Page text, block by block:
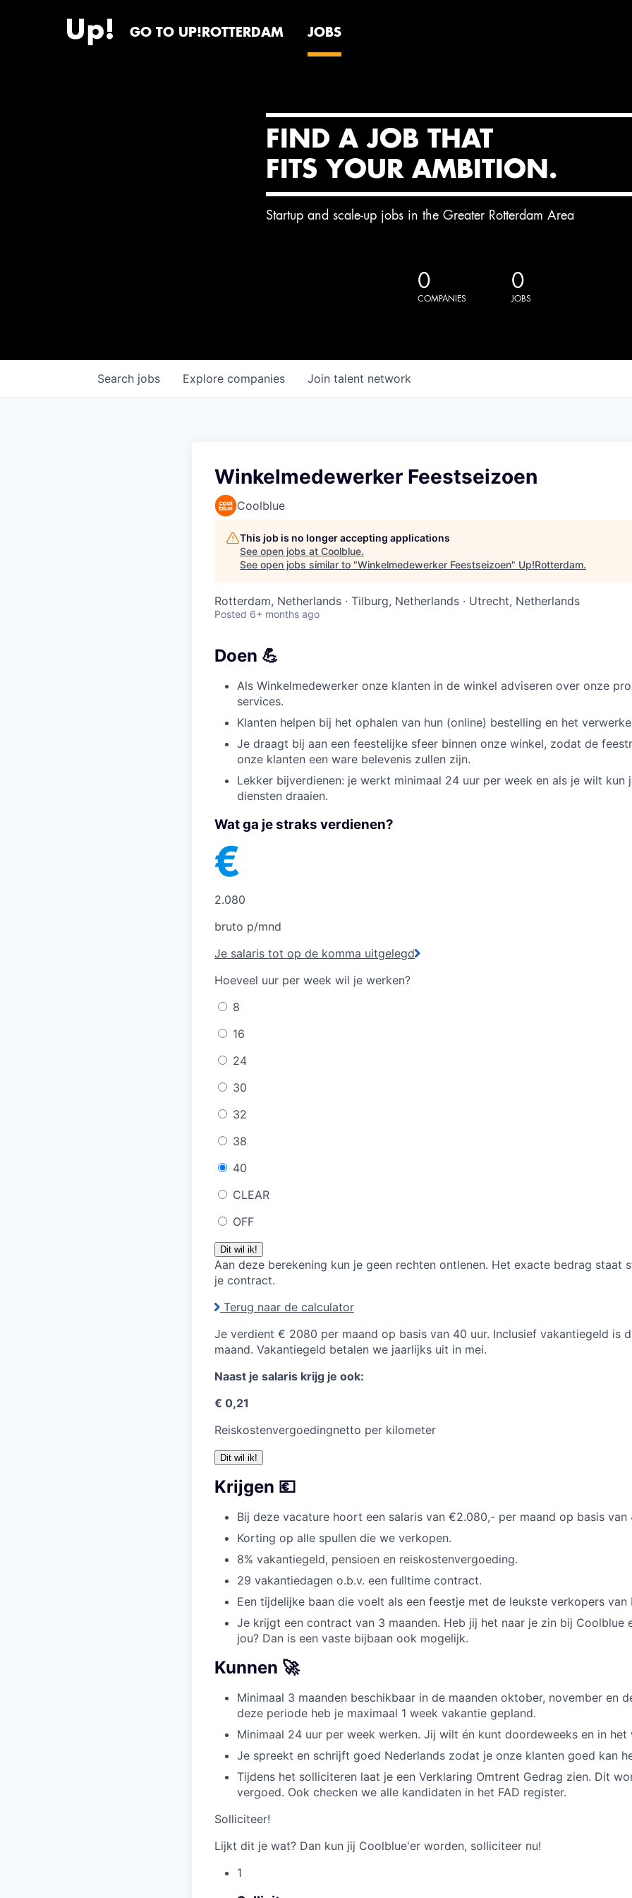
GO TO UP!ROTTERDAM JOBS
FIND A JOB THAT
FITS YOUR AMBITION.
Startup and scale-up jobs in the Greater Rotterdam Area
0
COMPANIES
0
JOBS
Search jobs Explore companies Join talent network
Winkelmedewerker Feestseizoen
Coolblue
This job is no longer accepting applications
See open jobs at Coolblue.
See open jobs similar to "Winkelmedewerker Feestseizoen" Up!Rotterdam.
Rotterdam, Netherlands · Tilburg, Netherlands · Utrecht, Netherlands
Posted 6+ months ago
Doen 💪
Als Winkelmedewerker onze klanten in de winkel adviseren over onze
services.
Klanten helpen bij het ophalen van hun (online) bestelling en het
Je draagt bij aan een feestelijke sfeer binnen onze winkel, zodat de
onze klanten een ware belevenis zullen zijn.
Lekker bijverdienen: je werkt minimaal 24 uur per week en als je wilt kun
diensten draaien.
Wat ga je straks verdienen?
2.080
bruto p/mnd
Je salaris tot op de komma uitgelegd
Hoeveel uur per week wil je werken?
8
16
24
30
32
38
40
CLEAR
OFF
Dit wil ik!
Aan deze berekening kun je geen rechten ontlenen. Het exacte bedrag staat
je contract.
Terug naar de calculator
Je verdient € 2080 per maand op basis van 40 uur. Inclusief vakantiegeld is
maand. Vakantiegeld betalen we jaarlijks uit in mei.
Naast je salaris krijg je ook:
€ 0,21
Reiskostenvergoedingnetto per kilometer
Dit wil ik!
Krijgen 💶
Bij deze vacature hoort een salaris van €2.080,- per maand op basis van
Korting op alle spullen die we verkopen.
8% vakantiegeld, pensioen en reiskostenvergoeding.
29 vakantiedagen o.b.v. een fulltime contract.
Een tijdelijke baan die voelt als een feestje met de leukste verkopers van
Je krijgt een contract van 3 maanden. Heb jij het naar je zin bij Coolblue
jou? Dan is een vaste bijbaan ook mogelijk.
Kunnen 🚀
Minimaal 3 maanden beschikbaar in de maanden oktober, november en
deze periode heb je maximaal 1 week vakantie gepland.
Minimaal 24 uur per week werken. Jij wilt én kunt doordeweeks en in het
Je spreekt en schrijft goed Nederlands zodat je onze klanten goed kan
Tijdens het solliciteren laat je een Verklaring Omtrent Gedrag zien. Dit
vergoed. Ook checken we alle kandidaten in het FAD register.
Solliciteer!
Lijkt dit je wat? Dan kun jij Coolblue'er worden, solliciteer nu!
1